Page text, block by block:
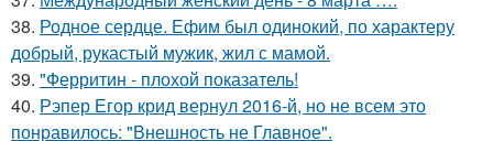
38. Родное сердце. Ефим был одинокий, по характеру
добрый, рукастый мужик, жил с мамой.
39. "Ферритин - плохой показатель!
40. Рэпер Егор крид вернул 2016-й, но не всем это
понравилось: "Внешность не Главное".